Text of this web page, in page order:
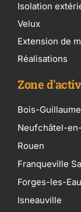
Isolation
Velux
Extension de
Réalisations
Zone
Bois-Guillaume
Neufchâtel-
Rouen
Franqueville
Forges-les-
Isneauville